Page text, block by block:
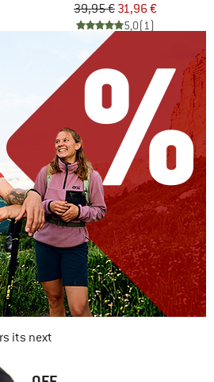
39,95 € 31,96 €
5,0(1)
its next